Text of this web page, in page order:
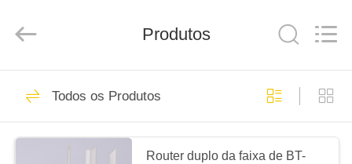
CASA
PRODUTOS
Co.,
Reserved.
onu do epon
Produtos
Todos os Produtos
Router duplo da faixa de BT-